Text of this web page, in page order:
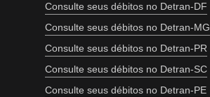
Consulte seus débitos no Detran-DF
Consulte seus débitos no Detran-MG
Consulte seus débitos no Detran-PR
Consulte seus débitos no Detran-SC
Consulte seus débitos no Detran-PE